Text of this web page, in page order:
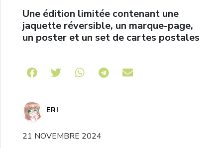
Une édition limitée contenant une
jaquette réversible, un marque-page,
un poster et un set de cartes postales
Share on Telegram
ERI
21 NOVEMBRE 2024